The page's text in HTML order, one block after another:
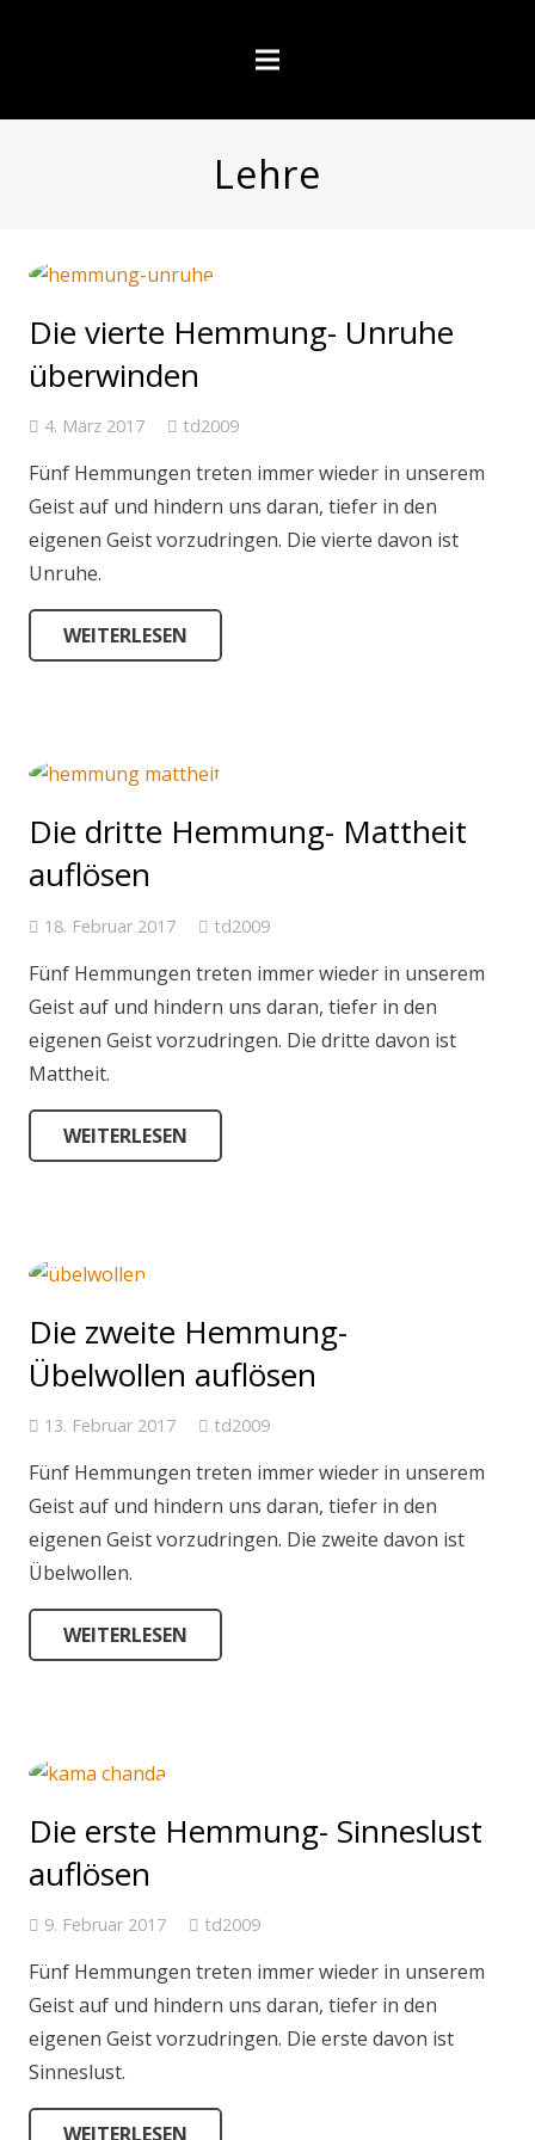
Lehre
Die vierte Hemmung- Unruhe
überwinden
4. März 2017 td2009
Fünf Hemmungen treten immer wieder in unserem
Geist auf und hindern uns daran, tiefer in den
eigenen Geist vorzudringen. Die vierte davon ist
Unruhe.
WEITERLESEN
Die dritte Hemmung- Mattheit
auflösen
18. Februar 2017 td2009
Fünf Hemmungen treten immer wieder in unserem
Geist auf und hindern uns daran, tiefer in den
eigenen Geist vorzudringen. Die dritte davon ist
Mattheit.
WEITERLESEN
Die zweite Hemmung-
Übelwollen auflösen
13. Februar 2017 td2009
Fünf Hemmungen treten immer wieder in unserem
Geist auf und hindern uns daran, tiefer in den
eigenen Geist vorzudringen. Die zweite davon ist
Übelwollen.
WEITERLESEN
Die erste Hemmung- Sinneslust
auflösen
9. Februar 2017 td2009
Fünf Hemmungen treten immer wieder in unserem
Geist auf und hindern uns daran, tiefer in den
eigenen Geist vorzudringen. Die erste davon ist
Sinneslust.
WEITERLESEN